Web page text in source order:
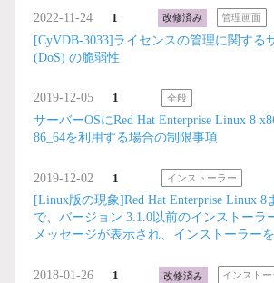
2022-11-24 1 改修済み 管理画面
[CyVDB-3033]ライセンスの管理に関する
(DoS) の脆弱性
2019-12-05 1 全般
サーバーOSにRed Hat Enterprise Linux 8
86_64を利用する場合の制限事項
2019-12-02 1 インストーラー
[Linux版の現象]Red Hat Enterprise Linux 8
で、バージョン 3.1.0以前のインストーラ
メッセージが表示され、インストーラー
2018-01-26 1 改修済み インストー